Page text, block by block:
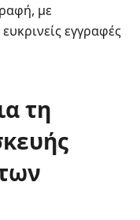
με
εγγραφές
τη